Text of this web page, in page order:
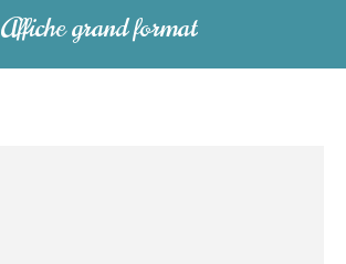
Affiche grand format